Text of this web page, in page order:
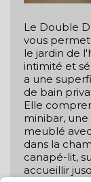
Le Double
vous
le jardin de
intimité et
a une
de bain
Elle
minibar,
meublé
dans la
canapé-lit,
accueillir